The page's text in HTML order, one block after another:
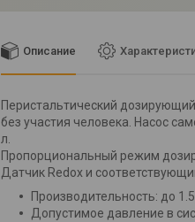
Описание
Перистальтический
без участия человека. Насос
л.
Пропорциональный режим
Датчик Redox и
Производительность: до
Допустимое давление в